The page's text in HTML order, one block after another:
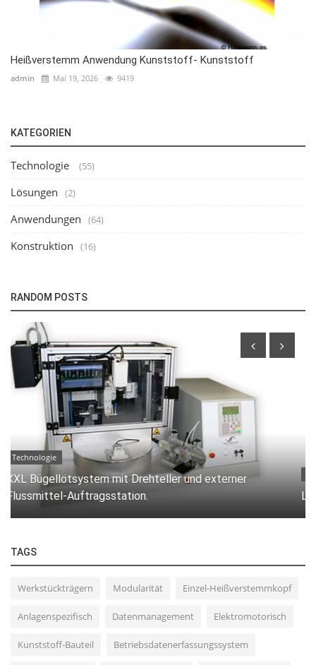
Heißverstemm Anwendung Kunststoff- Kunststoff
admin Mai 19, 2026 9419
KATEGORIEN
Technologie (55)
Lösungen (2)
Anwendungen (64)
Konstruktion (16)
RANDOM POSTS
Anwendungen
Lötung von Einzellitzen auf einer Metallfolie.
TAGS
Werkstückträgern Modularität Einzel-Heißverstemmkopf
Anlagenspezifisch Datenmanagement Elektromotorisch
Kunststoff-Bauteil Betriebsdatenerfassungssystem